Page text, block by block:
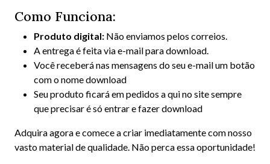
Como Funciona:
Produto digital: Não enviamos pelos correios.
A entrega é feita via e-mail para download.
Você receberá nas mensagens do seu e-mail um botão
com o nome download
Seu produto ficará em pedidos a qui no site sempre
que precisar é só entrar e fazer download
Adquira agora e comece a criar imediatamente com nosso
vasto material de qualidade. Não perca essa oportunidade!